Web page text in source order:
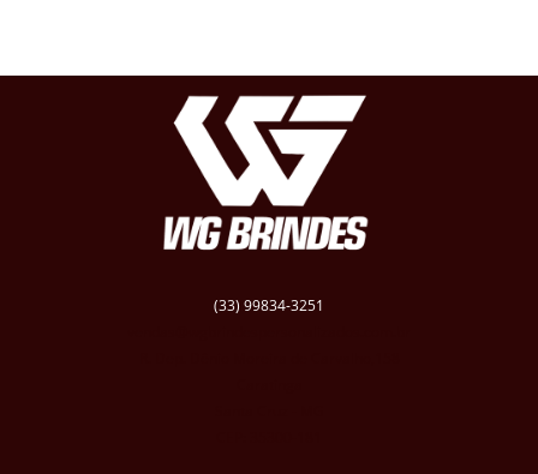
(33) 99834-3251